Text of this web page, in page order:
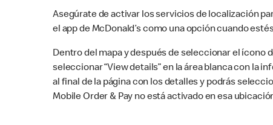
Asegúrate de activar los servicios de localización
el app de McDonald’s como una opción cuando
Dentro del mapa y después de seleccionar el ícono
seleccionar “View details” en la área blanca con la
al final de la página con los detalles y podrás
Mobile Order & Pay no está activado en esa